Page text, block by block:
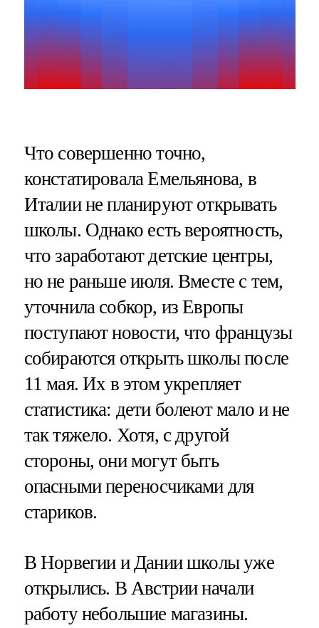
Что совершенно точно,
констатировала Емельянова, в
Италии не планируют открывать
школы. Однако есть вероятность,
что заработают детские центры,
но не раньше июля. Вместе с тем,
уточнила собкор, из Европы
поступают новости, что французы
собираются открыть школы после
11 мая. Их в этом укрепляет
статистика: дети болеют мало и не
так тяжело. Хотя, с другой
стороны, они могут быть
опасными переносчиками для
стариков.
В Норвегии и Дании школы уже
открылись. В Австрии начали
работу небольшие магазины.